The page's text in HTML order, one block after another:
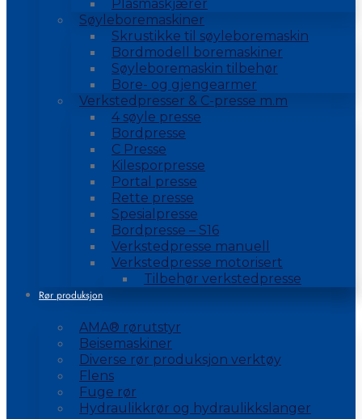
Plasmaskjærer
Søyleboremaskiner
Skrustikke til søyleboremaskin
Bordmodell boremaskiner
Søyleboremaskin tilbehør
Bore- og gjengearmer
Verkstedpresser & C-presse m.m
4 søyle presse
Bordpresse
C Presse
Kilesporpresse
Portal presse
Rette presse
Spesialpresse
Bordpresse – S16
Verkstedpresse manuell
Verkstedpresse motorisert
Tilbehør verkstedpresse
Rør produksjon
AMA® rørutstyr
Beisemaskiner
Diverse rør produksjon verktøy
Flens
Fuge rør
Hydraulikkrør og hydraulikkslanger